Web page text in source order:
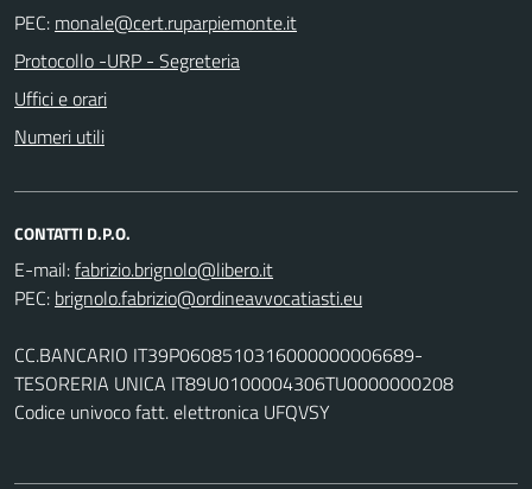
PEC:
Protocollo -URP - Segreteria
Uffici e orari
Numeri utili
CONTATTI D.P.O.
E-mail:
PEC:
CC.BANCARIO IT39P0608510316000000006689-
TESORERIA UNICA IT89U0100004306TU0000000208
Codice univoco fatt. elettronica UFQVSY